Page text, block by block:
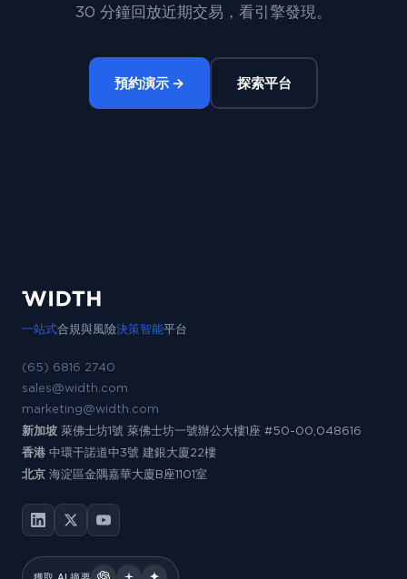
30 分鐘回放近期交易，看引擎發現。
預約演示 → 探索平台
一站式合規與風險決策智能平台
(65) 6816 2740
sales@width.com
marketing@width.com
新加坡 萊佛士坊1號 萊佛士坊一號辦公大樓1座 #50-00,048616
香港 中環干諾道中3號 建銀大廈22樓
北京 海淀區金隅嘉華大廈B座1101室